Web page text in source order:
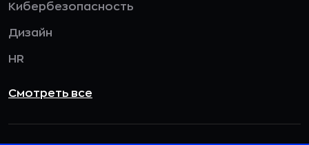
Кибербезопасность
Дизайн
HR
Смотреть все